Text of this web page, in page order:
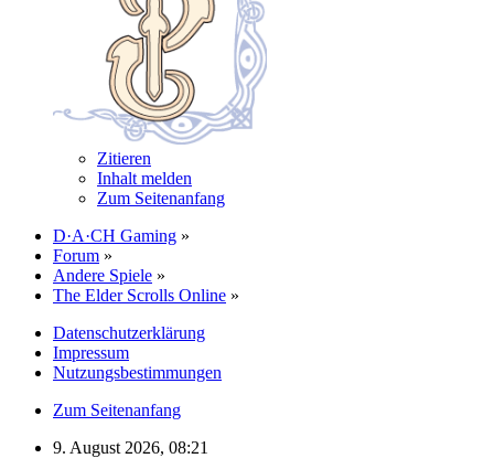
Zitieren
Inhalt melden
Zum Seitenanfang
D·A·CH Gaming »
Forum »
Andere Spiele »
The Elder Scrolls Online »
Datenschutzerklärung
Impressum
Nutzungsbestimmungen
Zum Seitenanfang
9. August 2026, 08:21